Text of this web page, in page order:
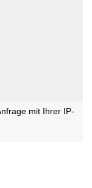
mit Ihrer IP-